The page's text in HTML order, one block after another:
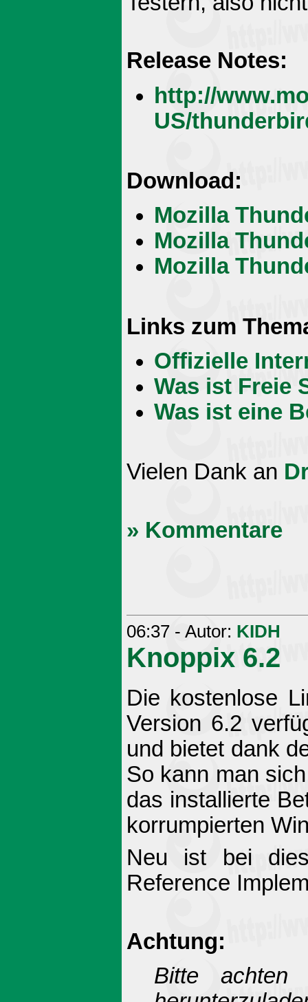
Release Notes:
http://
US/
Download:
Mozilla
Mozilla
Mozilla
Links zum
Offizielle
Was ist Freie
Was ist eine
Vielen Dank an
» Kommentare
06:37 - Autor: KIDH
Knoppix 6.2
Die kostenlose
Version 6.2
und bietet dank
So kann man
das installierte
korrumpierten
Neu ist bei
Reference
Achtung:
Bitte achten